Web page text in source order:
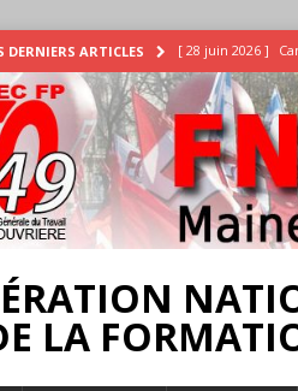
DERNIERS ARTICLES [ 28 juin 2026 ]
INTEMPÉRIES
[ 25 juin 2026 ]
[ 17 juillet 2026 ]
18 juillet à Angers
LA